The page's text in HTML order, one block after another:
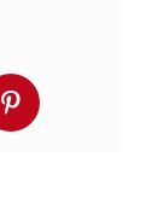
via courriel
Partager via